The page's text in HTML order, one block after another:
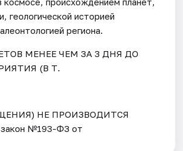
геологической историей
региона.
МЕНЕЕ ЧЕМ ЗА 3 ДНЯ ДО
(В Т.
НЕ ПРОИЗВОДИТСЯ
№193-ФЗ от